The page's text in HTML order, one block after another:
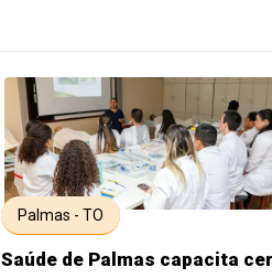
Palmas - TO
Saúde de Palmas capacita